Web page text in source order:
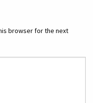
browser for the next